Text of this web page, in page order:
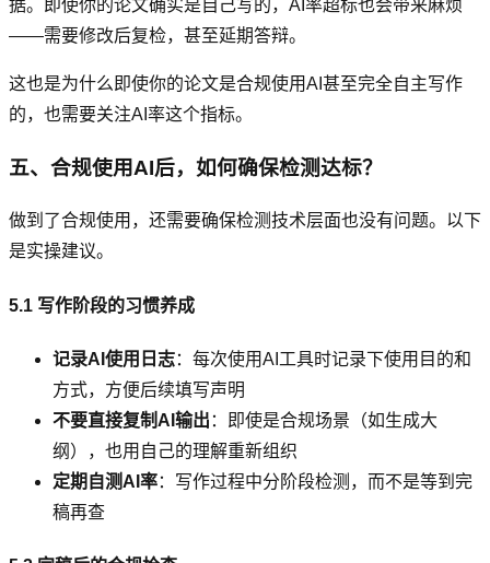
据。即使你的论文确实是自己写的，AI率超标也会带来麻烦
——需要修改后复检，甚至延期答辩。
这也是为什么即使你的论文是合规使用AI甚至完全自主写作
的，也需要关注AI率这个指标。
五、合规使用AI后，如何确保检测达标？
做到了合规使用，还需要确保检测技术层面也没有问题。以下
是实操建议。
5.1 写作阶段的习惯养成
记录AI使用日志：每次使用AI工具时记录下使用目的和
方式，方便后续填写声明
不要直接复制AI输出 ：即使是合规场景（如生成大
纲），也用自己的理解重新组织
定期自测AI率：写作过程中分阶段检测，而不是等到完
稿再查